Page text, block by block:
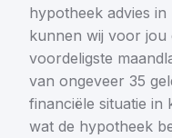
hypotheek advies
kunnen wij voor jou
voordeligste
van ongeveer 35
financiële situatie in
wat de hypotheek